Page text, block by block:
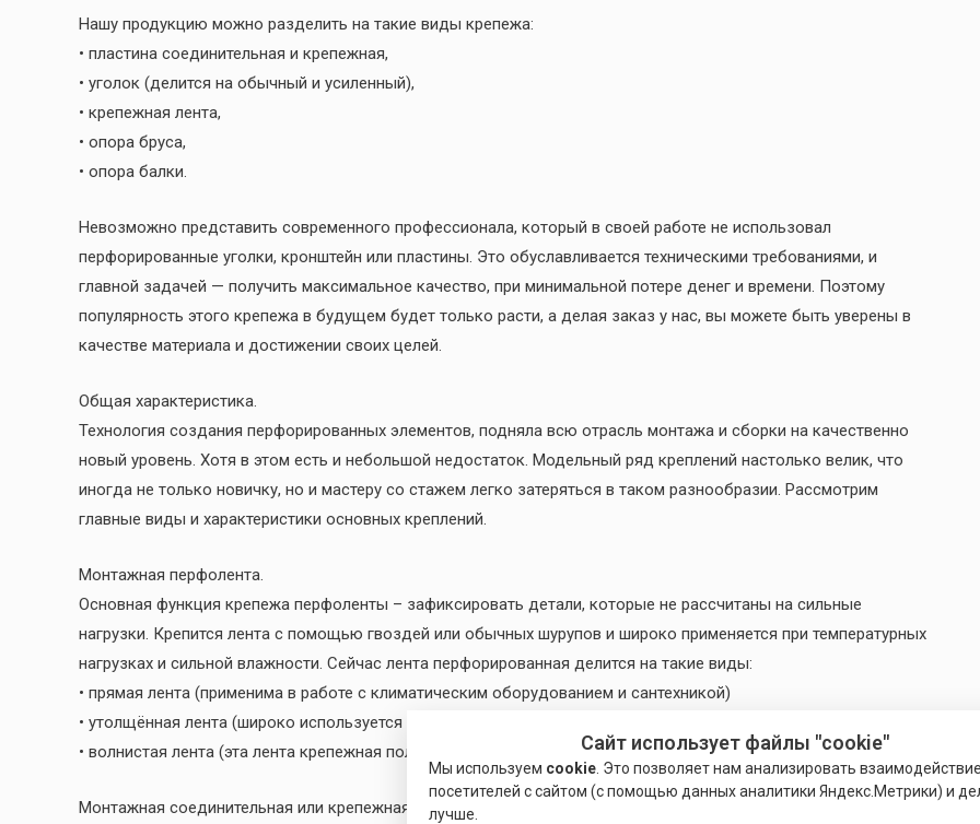
Нашу продукцию можно разделить на такие виды крепежа:
• пластина соединительная и крепежная,
• уголок (делится на обычный и усиленный),
• крепежная лента,
• опора бруса,
• опора балки.
Невозможно представить современного профессионала, который в своей работе не использовал
перфорированные уголки, кронштейн или пластины. Это обуславливается техническими требованиями, и
главной задачей — получить максимальное качество, при минимальной потере денег и времени. Поэтому
популярность этого крепежа в будущем будет только расти, а делая заказ у нас, вы можете быть уверены в
качестве материала и достижении своих целей.
Общая характеристика.
Технология создания перфорированных элементов, подняла всю отрасль монтажа и сборки на качественно
новый уровень. Хотя в этом есть и небольшой недостаток. Модельный ряд креплений настолько велик, что
иногда не только новичку, но и мастеру со стажем легко затеряться в таком разнообразии. Рассмотрим
главные виды и характеристики основных креплений.
Монтажная перфолента.
Основная функция крепежа перфоленты – зафиксировать детали, которые не рассчитаны на сильные
нагрузки. Крепится лента с помощью гвоздей или обычных шурупов и широко применяется при температурных
нагрузках и сильной влажности. Сейчас лента перфорированная делится на такие виды:
• прямая лента (применима в работе с климатическим оборудованием и сантехникой)
• утолщённая лента (широко используется в креплениях средней нагрузки)
• волнистая лента (эта лента крепежная получила широкое применение в вентиляционных конструкциях)
Монтажная соединительная или крепежная пластина.
Сайт использует файлы "cookie"
Мы используем cookie . Это позволяет нам анализировать взаимодействие
посетителей с сайтом (с помощью данных аналитики Яндекс.Метрики) и
лучше.